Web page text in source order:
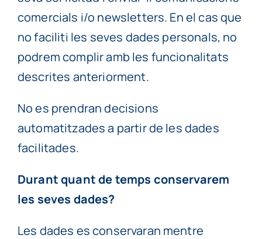
comercials i/o newsletters. En el cas que
no faciliti les seves dades personals, no
podrem complir amb les funcionalitats
descrites anteriorment.
No es prendran decisions
automatitzades a partir de les dades
facilitades.
Durant quant de temps conservarem
les seves dades?
Les dades es conservaran mentre